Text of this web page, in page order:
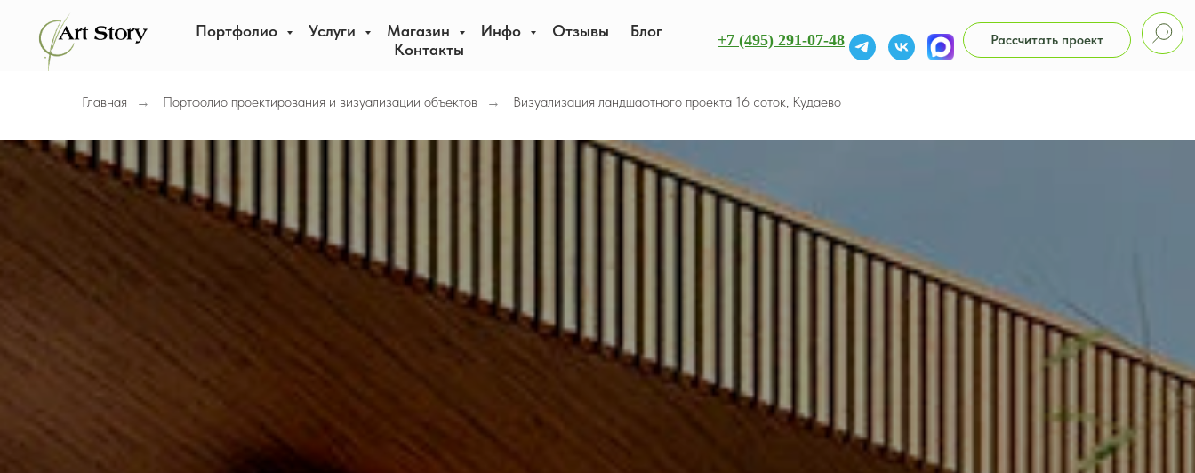
Портфолио Услуги Магазин Инфо Отзывы
Блог
Контакты
+7 (495) 291-07-48 Рассчитать проект
Главная → Портфолио проектирования и визуализации объектов → Визуализация ландшафтного проекта 16 соток, Кудаево